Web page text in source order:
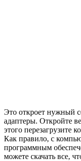
Это откроет нужный
адаптеры. Откройте
этого перезагрузите
Как правило, с
программным
можете скачать все,